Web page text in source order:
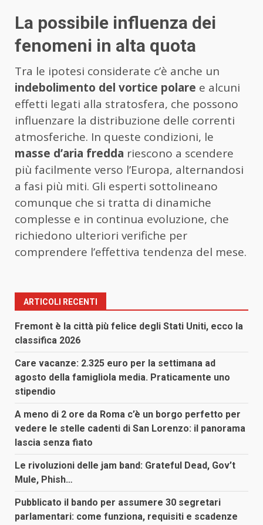
La possibile influenza dei
fenomeni in alta quota
Tra le ipotesi considerate c’è anche un
indebolimento del vortice polare e alcuni
effetti legati alla stratosfera, che possono
influenzare la distribuzione delle correnti
atmosferiche. In queste condizioni, le
masse d’aria fredda riescono a scendere
più facilmente verso l’Europa, alternandosi
a fasi più miti. Gli esperti sottolineano
comunque che si tratta di dinamiche
complesse e in continua evoluzione, che
richiedono ulteriori verifiche per
comprendere l’effettiva tendenza del mese.
ARTICOLI RECENTI
Fremont è la città più felice degli Stati Uniti, ecco la
classifica 2026
Care vacanze: 2.325 euro per la settimana ad
agosto della famigliola media. Praticamente uno
stipendio
A meno di 2 ore da Roma c’è un borgo perfetto per
vedere le stelle cadenti di San Lorenzo: il panorama
lascia senza fiato
Le rivoluzioni delle jam band: Grateful Dead, Gov’t
Mule, Phish…
Pubblicato il bando per assumere 30 segretari
parlamentari: come funziona, requisiti e scadenze